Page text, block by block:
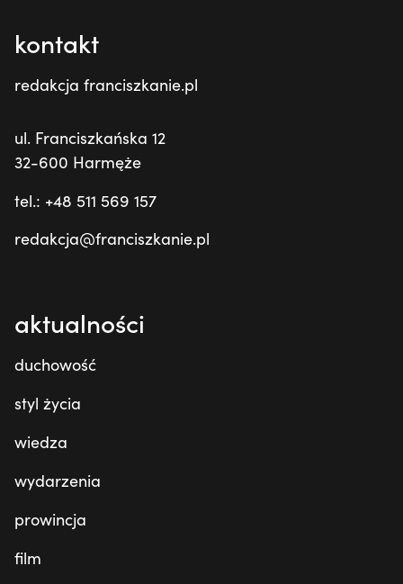
kontakt
redakcja franciszkanie.pl
ul. Franciszkańska 12
32-600 Harmęże
tel.: +48 511 569 157
redakcja@franciszkanie.pl
aktualności
duchowość
styl życia
wiedza
wydarzenia
prowincja
film